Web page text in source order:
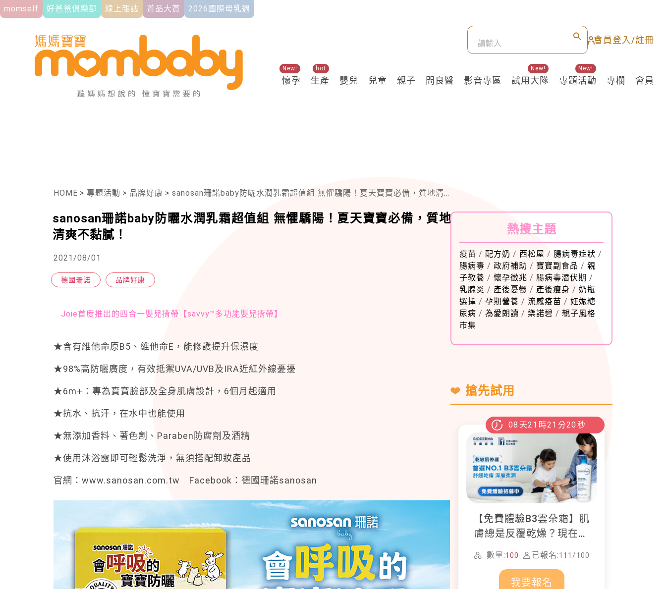
momself 好爸爸俱樂部 線上雜誌 菁品大賞 2026國際母乳週
會員登入/註冊
懷孕
New!
生產
hot
嬰兒 兒童 親子 問良醫 影音專區 試用大隊
New!
專題活動
New!
專欄 會員
HOME > 專題活動 > 品牌好康 > sanosan珊諾baby防曬水潤乳霜超值組 無懼驕陽！夏天寶寶必備，質地清爽不黏膩！
sanosan珊諾baby防曬水潤乳霜超值組 無懼驕陽！夏天寶寶必備，質地
清爽不黏膩！
2021/08/01
德國珊諾 品牌好康
Joie首度推出的四合一嬰兒揹帶【savvy™多功能嬰兒揹帶】
★含有維他命原B5、維他命E，能修護提升保濕度
★98%高防曬廣度，有效抵禦UVA/UVB及IRA近紅外線憂擾
★6m+：專為寶寶臉部及全身肌膚設計，6個月起適用
★抗水、抗汗，在水中也能使用
★無添加香料、著色劑、Paraben防腐劑及酒精
★使用沐浴露即可輕鬆洗淨，無須搭配卸妝產品
官網：www.sanosan.com.tw Facebook：德國珊諾sanosan
熱搜主題
疫苗 / 配方奶 / 西松屋 / 腸病毒症狀 /
腸病毒 / 政府補助 / 寶寶副食品 / 親
子教養 / 懷孕徵兆 / 腸病毒潛伏期 /
乳腺炎 / 產後憂鬱 / 產後瘦身 / 奶瓶
選擇 / 孕期營養 / 流感疫苗 / 妊娠糖
尿病 / 為愛朗讀 / 樂諾碧 / 親子風格
市集
搶先試用
08 天21 時21 分18 秒
【免費體驗B3雲朵霜】肌
膚總是反覆乾燥？現在就
加入貝膚黛瑪修護體驗計
畫！
數量:100 已報名:111 /100
我要報名